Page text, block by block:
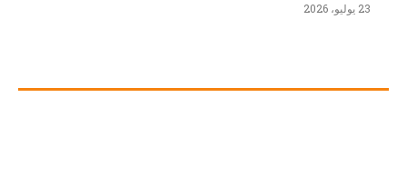
23 يوليو، 2026